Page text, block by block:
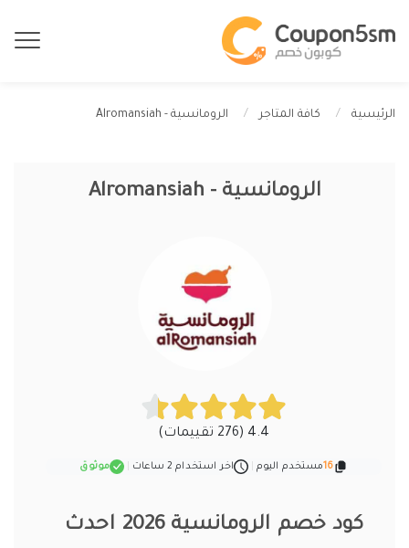
الرئيسية كافة المتاجر الرومانسية - Alromansiah
الرومانسية - Alromansiah
4.4 (276 تقييمات)
16مستخدم اليوم اخر استخدام 2 ساعات موثوق
كود خصم الرومانسية 2026 احدث